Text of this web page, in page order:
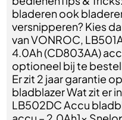
bladeren ook
versnipperen? Kies
van VONROC,
4.0Ah (CD803AA)
optioneel bij te
Er zit 2 jaar garantie
bladblazer Wat zit er
LB502DC Accu